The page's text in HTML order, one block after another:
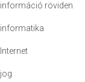
információ röviden
informatika
Internet
jog